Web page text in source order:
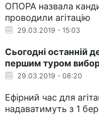
ОПОРА назвала
проводили агітацію
29.03.2019 - 15:03
Сьогодні останній
першим туром
29.03.2019 - 08:20
Ефірний час для
надаватимуть з 1